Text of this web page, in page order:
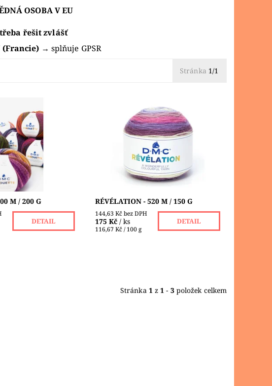
OSOBA V EU
řešit zvlášť
(Francie) → splňuje GPSR
Stránka 1/1
pletení pěkně
Objevte různé
ukryté uvnitř
Pirouette při pletení
3 ks
M / 200 G
DETAIL
Směsová vlněná s vysokým návinem,
v zajímavě zkombinovaných
barvách. Každý kousek zhotovený z
této příze bude vypadat originálně.
Své uplatnění...
Dostupnost:
Skladem 1 ks
DMC
RÉVÉLATION - 520 M / 150 G
144,63 Kč bez DPH
175 Kč / ks
116,67 Kč / 100 g
DETAIL
Stránka 1 z1 - 3položek celkem